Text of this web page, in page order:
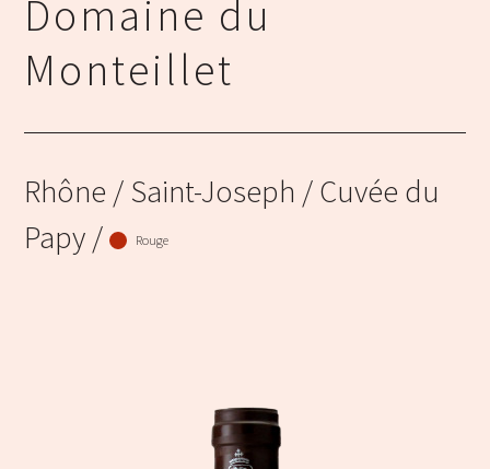
Domaine du
Monteillet
Rhône / Saint-Joseph / Cuvée du
Papy /
Rouge